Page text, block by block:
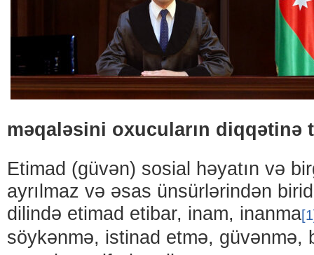
məqaləsini oxucuların diqqətinə
Etimad (güvən) sosial həyatın və
ayrılmaz və əsas ünsürlərindən
dilində etimad etibar, inam, inanma
söykənmə, istinad etmə, güvənmə,